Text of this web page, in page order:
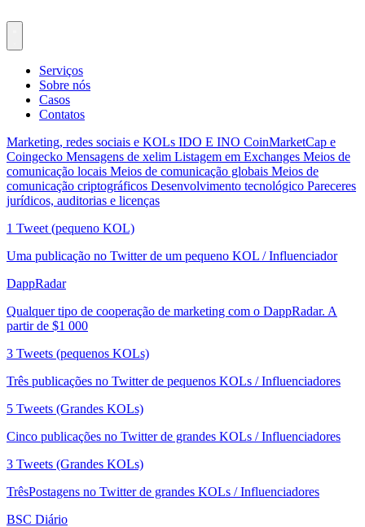
Serviços
Sobre nós
Casos
Contatos
Marketing, redes sociais e KOLs IDO E INO CoinMarketCap e
Coingecko Mensagens de xelim Listagem em Exchanges Meios de
comunicação locais Meios de comunicação globais Meios de
comunicação criptográficos Desenvolvimento tecnológico Pareceres
jurídicos, auditorias e licenças
1 Tweet (pequeno KOL)
Uma publicação no Twitter de um pequeno KOL / Influenciador
DappRadar
Qualquer tipo de cooperação de marketing com o DappRadar. A
partir de $1 000
3 Tweets (pequenos KOLs)
Três publicações no Twitter de pequenos KOLs / Influenciadores
5 Tweets (Grandes KOLs)
Cinco publicações no Twitter de grandes KOLs / Influenciadores
3 Tweets (Grandes KOLs)
TrêsPostagens no Twitter de grandes KOLs / Influenciadores
BSC Diário